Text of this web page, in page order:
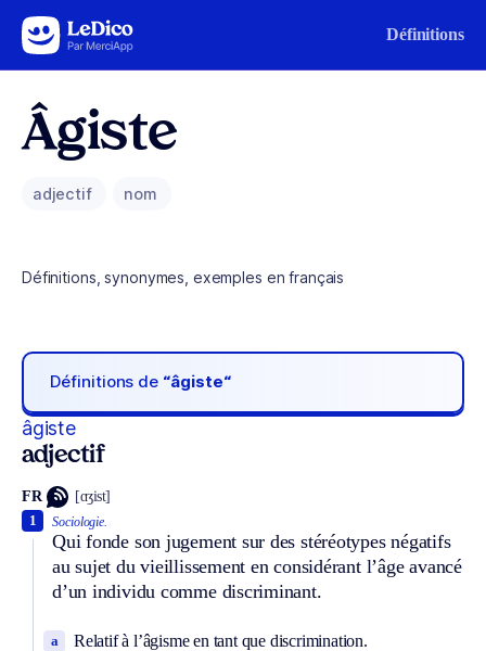
Aller au contenu Définitions
Âgiste
adjectif nom
Définitions, synonymes, exemples en français
Définitions de “âgiste“
âgiste
adjectif
FR [ɑʒist]
Sociologie.
Qui fonde son jugement sur des stéréotypes négatifs
au sujet du vieillissement en considérant l’âge avancé
d’un individu comme discriminant.
1
Relatif à l’âgisme en tant que discrimination.
a